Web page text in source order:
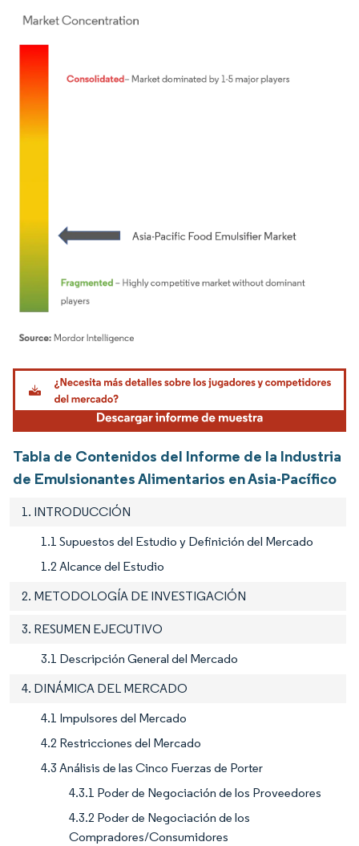
Imagen © Mordor Intelligence. El uso requiere atribución según CC BY 4.0.
Tabla de Contenidos del Informe de la Industria
de Emulsionantes Alimentarios en Asia-Pacífico
1. INTRODUCCIÓN
1.1 Supuestos del Estudio y Definición del Mercado
1.2 Alcance del Estudio
2. METODOLOGÍA DE INVESTIGACIÓN
3. RESUMEN EJECUTIVO
3.1 Descripción General del Mercado
4. DINÁMICA DEL MERCADO
4.1 Impulsores del Mercado
4.2 Restricciones del Mercado
4.3 Análisis de las Cinco Fuerzas de Porter
4.3.1 Poder de Negociación de los Proveedores
4.3.2 Poder de Negociación de los
Compradores/Consumidores